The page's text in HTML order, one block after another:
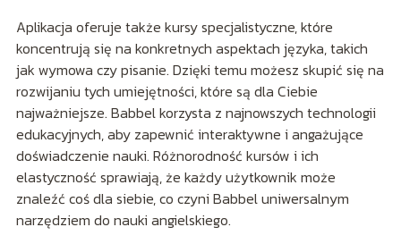
Aplikacja oferuje także kursy specjalistyczne, które
koncentrują się na konkretnych aspektach języka, takich
jak wymowa czy pisanie. Dzięki temu możesz skupić się na
rozwijaniu tych umiejętności, które są dla Ciebie
najważniejsze. Babbel korzysta z najnowszych technologii
edukacyjnych, aby zapewnić interaktywne i angażujące
doświadczenie nauki. Różnorodność kursów i ich
elastyczność sprawiają, że każdy użytkownik może
znaleźć coś dla siebie, co czyni Babbel uniwersalnym
narzędziem do nauki angielskiego.